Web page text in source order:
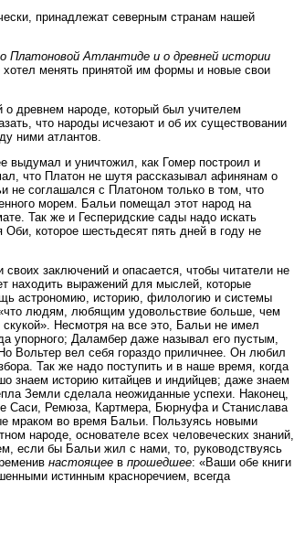
принадлежат северным странам нашей
Платоновой Атлантиде и о древней истории
менять принятой им формы и новые свои
о древнем народе, который был учителем
что народы исчезают и об их существовании
ними атлантов.
выдумал и уничтожил, как Гомер построил и
что Платон не шутя рассказывал афинянам о
не соглашался с Платоном только в том, что
морем. Бальи помещал этот народ на
Так же и Гесперидские сады надо искать
которое шестьдесят пять дней в году не
заключений и опасается, чтобы читатели не
находить выражений для мыслей, которые
астрономию, историю, филологию и системы
людям, любящим удовольствие больше, чем
скукой». Несмотря на все это, Бальи не имел
упорного; Даламбер даже называл его пустым,
Вольтер вел себя гораздо приличнее. Он любил
Так же надо поступить и в наше время, когда
знаем историю китайцев и индийцев; даже знаем
Земли сделала неожиданные успехи. Наконец,
Саси, Ремюза, Картмера, Бюрнуфа и Станислава
мраком во время Бальи. Пользуясь новыми
народе, основателе всех человеческих знаний,
если бы Бальи жил с нами, то, руководствуясь
настоящее в прошедшее: «Ваши обе книги
истинным красноречием, всегда